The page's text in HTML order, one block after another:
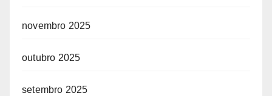
novembro 2025
outubro 2025
setembro 2025